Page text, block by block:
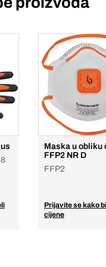
Maska u obliku
FFP2 NR D
FFP2
Prijavite se kako
cijene